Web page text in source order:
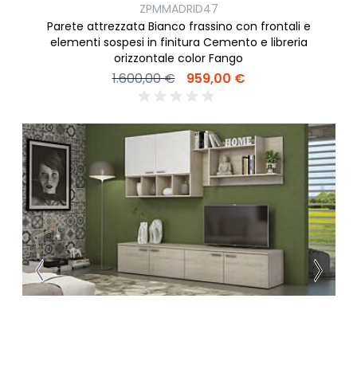
ZPMMADRID47
Parete attrezzata Bianco frassino con frontali e
elementi sospesi in finitura Cemento e libreria
orizzontale color Fango
1.600,00 € 959,00 €